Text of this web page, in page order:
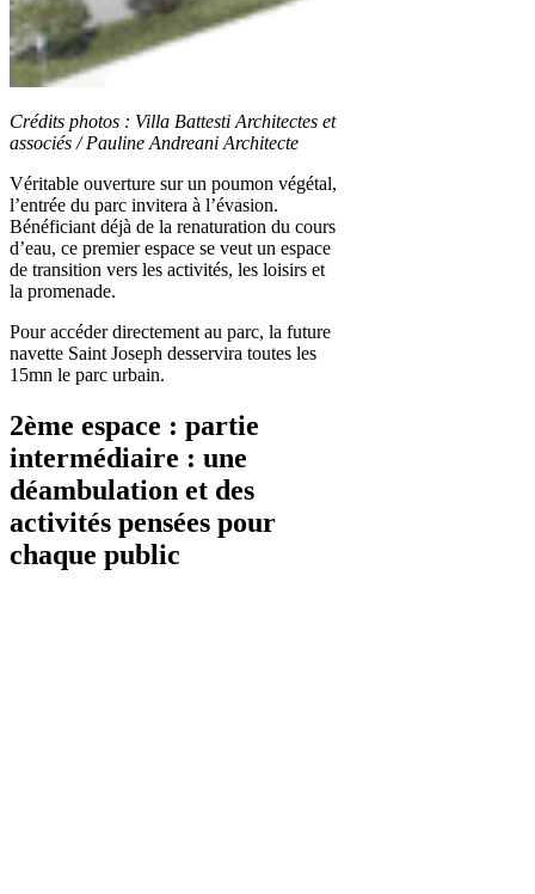
Crédits photos : Villa Battesti Architectes et
associés /Pauline Andreani Architecte
Véritable ouverture sur un poumon végétal,
l’entrée du parc invitera à l’évasion.
Bénéficiant déjà de la renaturation du cours
d’eau, ce premier espace se veut un espace
de transition vers les activités, les loisirs et
la promenade.
Pour accéder directement au parc, la future
navette Saint Joseph desservira toutes les
15mn le parc urbain.
2ème espace : partie
intermédiaire : une
déambulation et des
activités pensées pour
chaque public